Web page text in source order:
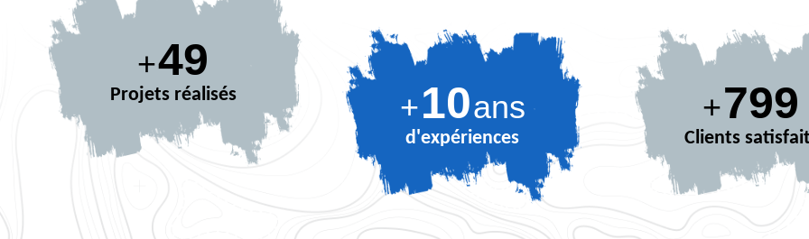
+67
Projets réalisés +10ans
d'expériences
+869
Clients